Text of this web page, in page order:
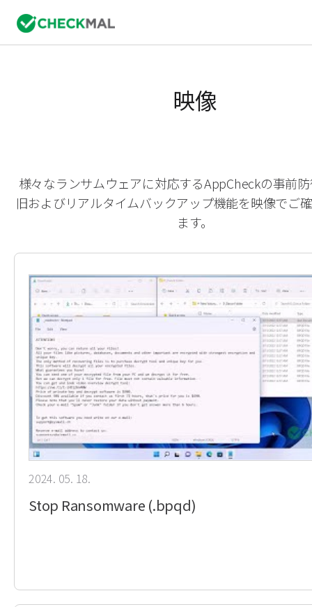
映像
様々なランサムウェアに対応するAppCheckの事前
旧およびリアルタイムバックアップ機能を映像でご
ます。
2024. 05. 18.
Stop Ransomware (.bpqd)